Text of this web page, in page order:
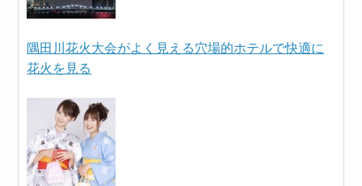
隅田川花火大会がよく見える穴場的ホテルで快適に
花火を見る